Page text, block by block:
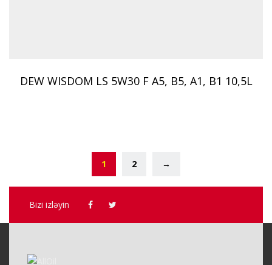
DEW WISDOM LS 5W30 F A5, B5, A1, B1 10,5L
1 2 →
Bizi izləyin